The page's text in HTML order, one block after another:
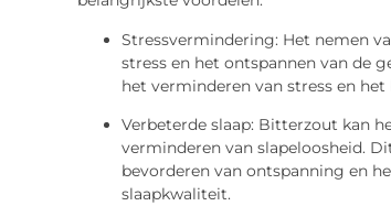
Stressvermindering: Het nemen
stress en het ontspannen van de
het verminderen van stress en
Verbeterde slaap: Bitterzout kan
verminderen van slapeloosheid.
bevorderen van ontspanning en
slaapkwaliteit.